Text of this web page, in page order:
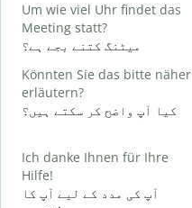
Um wie viel Uhr findet das
Meeting statt?
میٹنگ کتنے بجے ہے؟
Könnten Sie das bitte näher
erläutern?
کیا آپ واضح کر سکتے ہیں؟
Ich danke Ihnen für Ihre
Hilfe!
آپ کی مدد کے لیے آپ کا